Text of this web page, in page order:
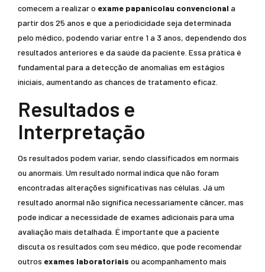
comecem a realizar o exame papanicolau convencional a
partir dos 25 anos e que a periodicidade seja determinada
pelo médico, podendo variar entre 1 a 3 anos, dependendo dos
resultados anteriores e da saúde da paciente. Essa prática é
fundamental para a detecção de anomalias em estágios
iniciais, aumentando as chances de tratamento eficaz.
Resultados e
Interpretação
Os resultados podem variar, sendo classificados em normais
ou anormais. Um resultado normal indica que não foram
encontradas alterações significativas nas células. Já um
resultado anormal não significa necessariamente câncer, mas
pode indicar a necessidade de exames adicionais para uma
avaliação mais detalhada. É importante que a paciente
discuta os resultados com seu médico, que pode recomendar
outros exames laboratoriais ou acompanhamento mais